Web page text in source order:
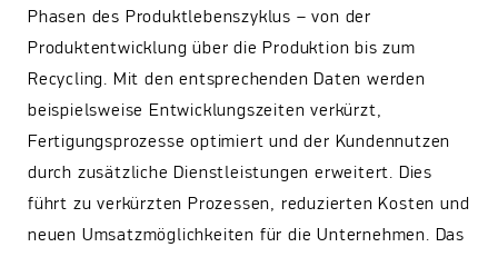
Phasen des Produktlebenszyklus – von der
Produktentwicklung über die Produktion bis zum
Recycling. Mit den entsprechenden Daten werden
beispielsweise Entwicklungszeiten verkürzt,
Fertigungsprozesse optimiert und der Kundennutzen
durch zusätzliche Dienstleistungen erweitert. Dies
führt zu verkürzten Prozessen, reduzierten Kosten und
neuen Umsatzmöglichkeiten für die Unternehmen. Das